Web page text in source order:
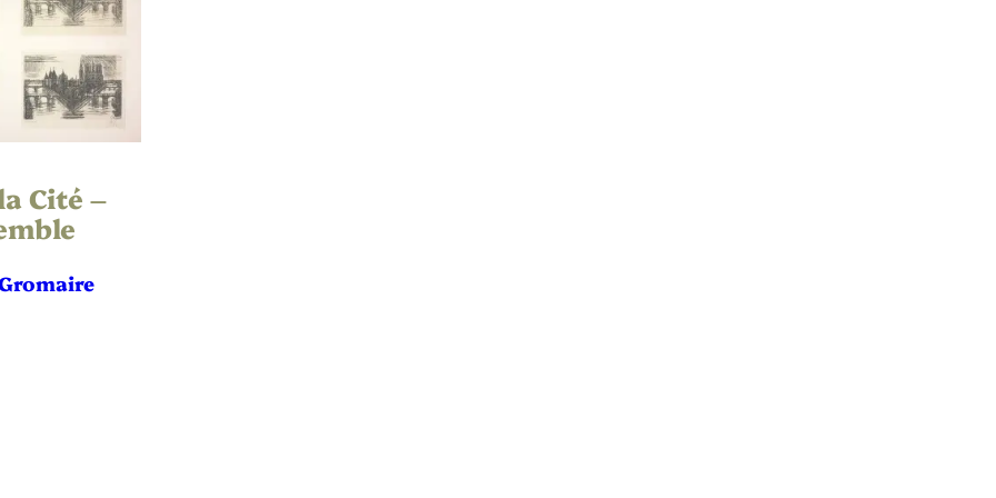
Cité –